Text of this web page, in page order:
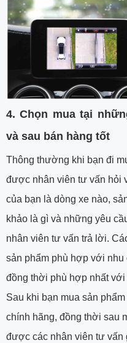
4. Chọn mua tại
và sau bán hàng tốt
Thông thường khi bạn đi
được nhân viên tư vấn hỏi
của bạn là dòng xe nào,
khảo là gì và những yêu
nhân viên tư vấn trả lời.
sản phẩm phù hợp với
đồng thời phù hợp nhất
Sau khi bạn mua sản
chính hãng, đồng thời sau
được các nhân viên tư vấn